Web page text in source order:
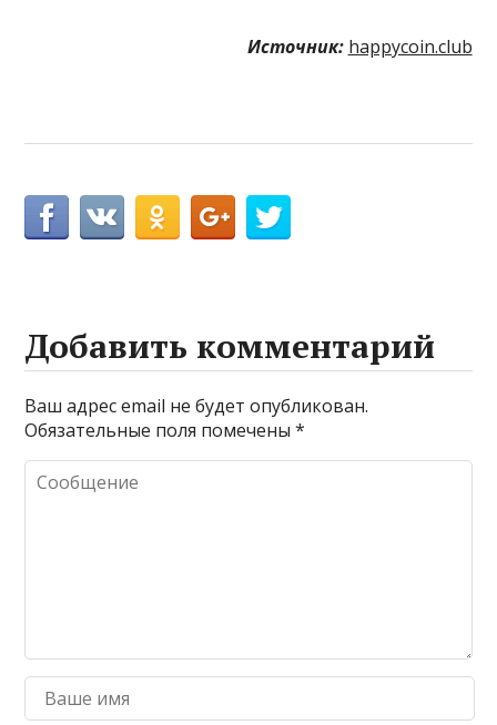
Источник: happycoin.club
Добавить комментарий
Ваш адрес email не будет опубликован.
Обязательные поля помечены*